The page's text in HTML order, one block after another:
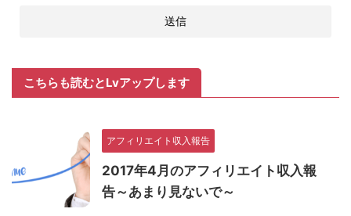
こちらも読むとLvアップします
アフィリエイト収入報告
2017年4月のアフィリエイト収入報
告～あまり見ないで～